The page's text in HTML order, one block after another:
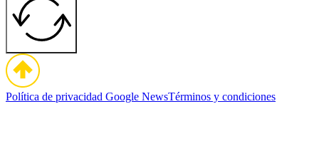
Política de privacidad Google NewsTérminos y condiciones